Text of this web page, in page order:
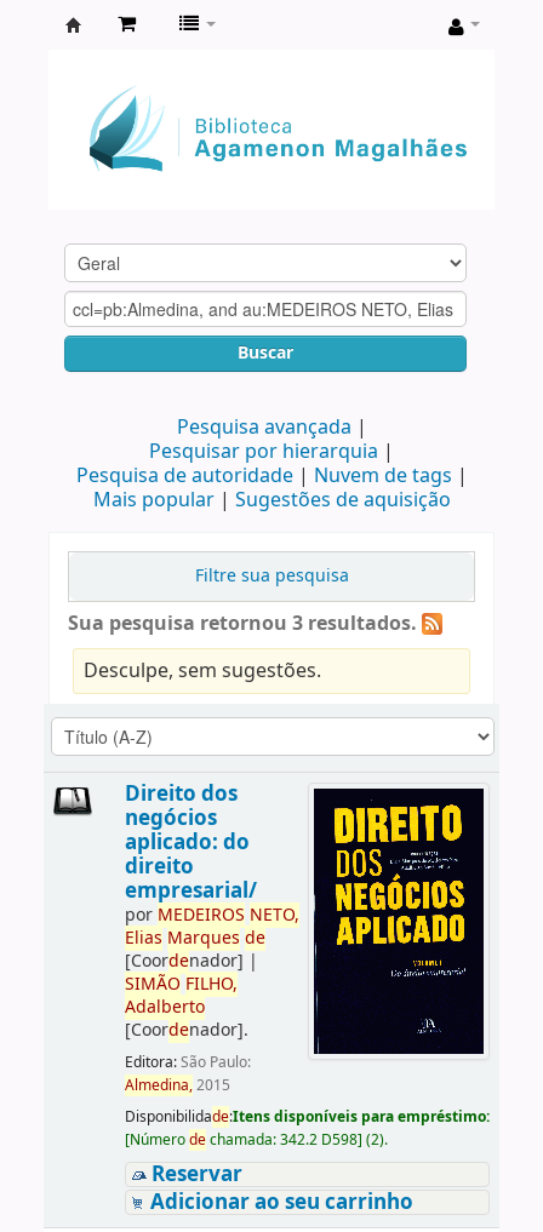
Agamenon
Magalhães
Buscar
Pesquisa avançada
Pesquisar por hierarquia
Pesquisa de autoridade
Nuvem de tags
Mais popular
Sugestões de aquisição
Filtre sua pesquisa
Sua pesquisa retornou 3 resultados.
Desculpe, sem sugestões.
Direito dos
negócios
aplicado: do
direito
empresarial/
por MEDEIROS NETO,
Elias Marques de
[Coordenador] |
SIMÃO FILHO,
Adalberto
[Coordenador].
Editora:São Paulo:
Almedina,2015
Disponibilidade:Itens disponíveis para empréstimo:
[Númerodechamada:342.2 D598] (2).
Reservar
Adicionar ao seu carrinho